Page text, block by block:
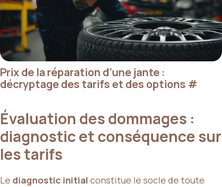
Prix de la réparation d’une jante :
décryptage des tarifs et des options #
Évaluation des dommages :
diagnostic et conséquence sur
les tarifs
Le diagnostic initial constitue le socle de toute